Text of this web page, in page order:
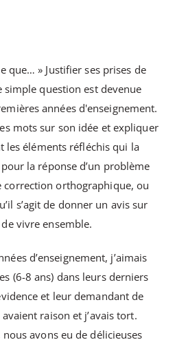
que… » Justifier ses prises de
simple question est devenue
années d'enseignement.
mots sur son idée et expliquer
les éléments réfléchis qui la
la réponse d’un problème
orthographique, ou
s’agit de donner un avis sur
vivre ensemble.
d’enseignement, j’aimais
(6-8 ans) dans leurs derniers
et leur demandant de
raison et j’avais tort.
nous avons eu de délicieuses